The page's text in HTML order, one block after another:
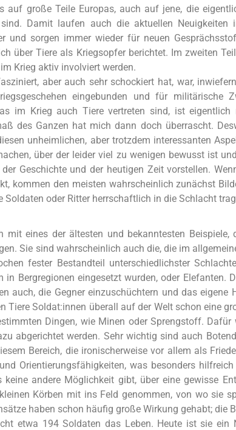
auf große Teile Europas, auch auf jene, die
Damit laufen auch die aktuellen Neuigkeiten
und sorgen immer wieder für neuen
über Tiere als Kriegsopfer berichtet. Im zweiten
Krieg aktiv involviert werden.
aber auch sehr schockiert hat, war,
eingebunden und für militärische
im Krieg auch Tiere vertreten sind, ist eigentlich
des Ganzen hat mich dann doch überrascht.
unheimlichen, aber trotzdem interessanten
über der leider viel zu wenigen bewusst ist
Geschichte und der heutigen Zeit vorstellen.
kommen den meisten wahrscheinlich zunächst
Soldaten oder Ritter herrschaftlich in die Schlacht
mit eines der ältesten und bekanntesten
Sie sind wahrscheinlich auch die, die im
fester Bestandteil unterschiedlichster
in Bergregionen eingesetzt wurden, oder
auch, die Gegner einzuschüchtern und das
Tiere Soldat:innen überall auf der Welt schon eine
Dingen, wie Minen oder Sprengstoff.
abgerichtet werden. Sehr wichtig sind auch
Bereich, die ironischerweise vor allem als
Orientierungsfähigkeiten, was besonders
keine andere Möglichkeit gibt, über eine gewisse
Körben mit ins Feld genommen, von wo sie
haben schon häufig große Wirkung gehabt; die
etwa 194 Soldaten das Leben. Heute ist sie